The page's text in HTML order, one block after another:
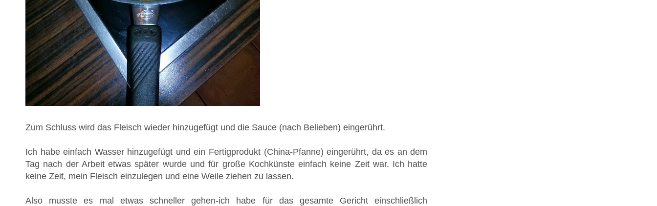
Zum Schluss wird das Fleisch wieder hinzugefügt und die Sauce (nach Belieben) eingerührt.
Ich habe einfach Wasser hinzugefügt und ein Fertigprodukt (China-Pfanne) eingerührt, da es an dem
Tag nach der Arbeit etwas später wurde und für große Kochkünste einfach keine Zeit war. Ich hatte
keine Zeit, mein Fleisch einzulegen und eine Weile ziehen zu lassen.
Also musste es mal etwas schneller gehen-ich habe für das gesamte Gericht einschließlich